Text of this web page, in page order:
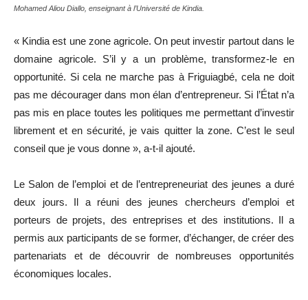
Mohamed Aliou Diallo, enseignant à l’Université de Kindia.
« Kindia est une zone agricole. On peut investir partout dans le
domaine agricole. S’il y a un problème, transformez-le en
opportunité. Si cela ne marche pas à Friguiagbé, cela ne doit
pas me décourager dans mon élan d’entrepreneur. Si l’État n’a
pas mis en place toutes les politiques me permettant d’investir
librement et en sécurité, je vais quitter la zone. C’est le seul
conseil que je vous donne », a-t-il ajouté.
Le Salon de l’emploi et de l’entrepreneuriat des jeunes a duré
deux jours. Il a réuni des jeunes chercheurs d’emploi et
porteurs de projets, des entreprises et des institutions. Il a
permis aux participants de se former, d’échanger, de créer des
partenariats et de découvrir de nombreuses opportunités
économiques locales.